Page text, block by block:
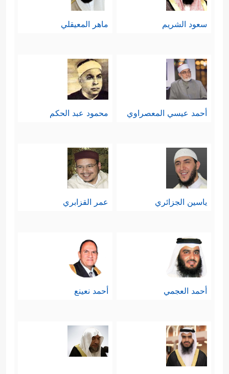
سعود الشريم ماهر المعيقلي
أحمد عيسي المعصراوي محمود عبد الحكم
ياسين الجزائري عمر القزابري
أحمد العجمي أحمد نعينع